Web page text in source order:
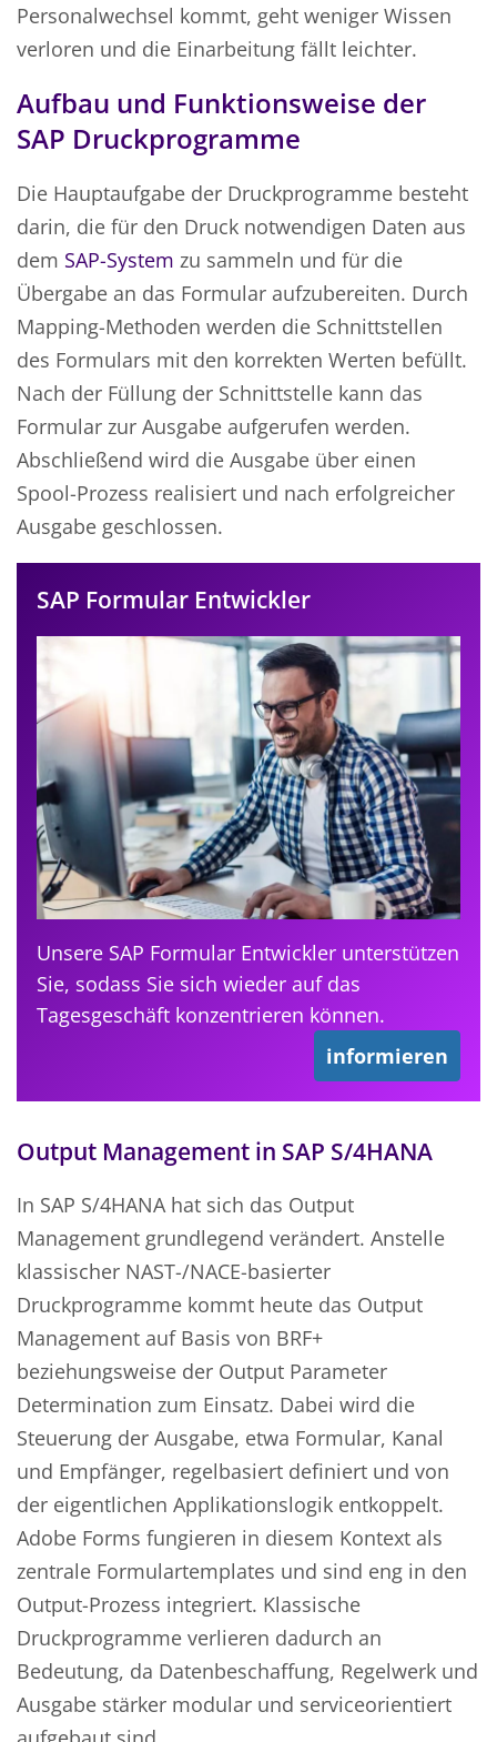
Personalwechsel kommt, geht weniger Wissen
verloren und die Einarbeitung fällt leichter.
Aufbau und Funktionsweise der
SAP Druckprogramme
Die Hauptaufgabe der Druckprogramme besteht
darin, die für den Druck notwendigen Daten aus
dem SAP-System zu sammeln und für die
Übergabe an das Formular aufzubereiten. Durch
Mapping-Methoden werden die Schnittstellen
des Formulars mit den korrekten Werten befüllt.
Nach der Füllung der Schnittstelle kann das
Formular zur Ausgabe aufgerufen werden.
Abschließend wird die Ausgabe über einen
Spool-Prozess realisiert und nach erfolgreicher
Ausgabe geschlossen.
SAP Formular Entwickler
Unsere SAP Formular Entwickler unterstützen
Sie, sodass Sie sich wieder auf das
Tagesgeschäft konzentrieren können.
informieren
Output Management in SAP S/4HANA
In SAP S/4HANA hat sich das Output
Management grundlegend verändert. Anstelle
klassischer NAST-/NACE-basierter
Druckprogramme kommt heute das Output
Management auf Basis von BRF+
beziehungsweise der Output Parameter
Determination zum Einsatz. Dabei wird die
Steuerung der Ausgabe, etwa Formular, Kanal
und Empfänger, regelbasiert definiert und von
der eigentlichen Applikationslogik entkoppelt.
Adobe Forms fungieren in diesem Kontext als
zentrale Formulartemplates und sind eng in den
Output-Prozess integriert. Klassische
Druckprogramme verlieren dadurch an
Bedeutung, da Datenbeschaffung, Regelwerk und
Ausgabe stärker modular und serviceorientiert